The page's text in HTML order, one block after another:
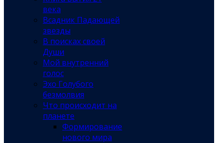
века
Всадник Падающей
звезды
В поисках своей
Души
Мой внутренний
голос
Эхо Голубого
безмолвия
Что происходит на
планете
Формирование
нового мира